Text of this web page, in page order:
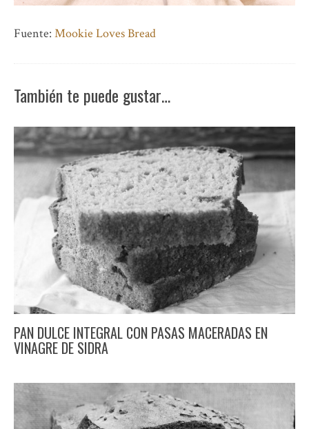
Fuente: Mookie Loves Bread
También te puede gustar…
PAN DULCE INTEGRAL CON PASAS MACERADAS EN
VINAGRE DE SIDRA